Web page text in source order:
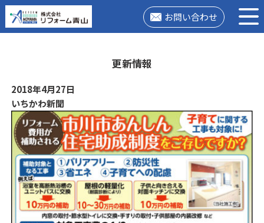
お問い合わせ
更新情報
2018年4月27日
いちかわ新聞